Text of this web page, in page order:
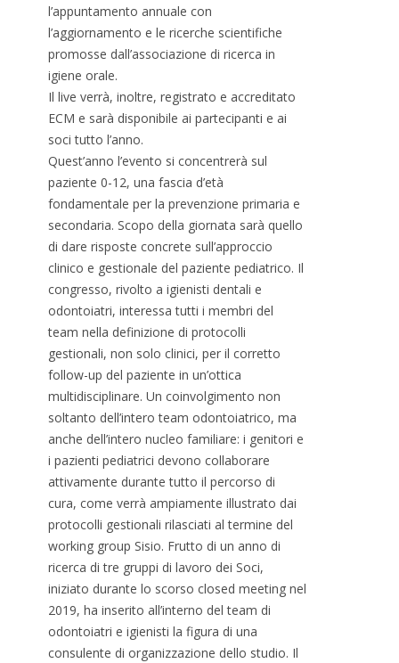
l’appuntamento annuale con
l’aggiornamento e le ricerche scientifiche
promosse dall’associazione di ricerca in
igiene orale.
Il live verrà, inoltre, registrato e accreditato
ECM e sarà disponibile ai partecipanti e ai
soci tutto l’anno.
Quest’anno l’evento si concentrerà sul
paziente 0-12, una fascia d’età
fondamentale per la prevenzione primaria e
secondaria. Scopo della giornata sarà quello
di dare risposte concrete sull’approccio
clinico e gestionale del paziente pediatrico. Il
congresso, rivolto a igienisti dentali e
odontoiatri, interessa tutti i membri del
team nella definizione di protocolli
gestionali, non solo clinici, per il corretto
follow-up del paziente in un’ottica
multidisciplinare. Un coinvolgimento non
soltanto dell’intero team odontoiatrico, ma
anche dell’intero nucleo familiare: i genitori e
i pazienti pediatrici devono collaborare
attivamente durante tutto il percorso di
cura, come verrà ampiamente illustrato dai
protocolli gestionali rilasciati al termine del
working group Sisio. Frutto di un anno di
ricerca di tre gruppi di lavoro dei Soci,
iniziato durante lo scorso closed meeting nel
2019, ha inserito all’interno del team di
odontoiatri e igienisti la figura di una
consulente di organizzazione dello studio. Il